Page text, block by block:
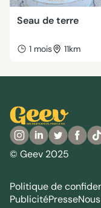
Seau de terre
1 mois 11km
© Geev 2025
Politique de
PublicitéPresse